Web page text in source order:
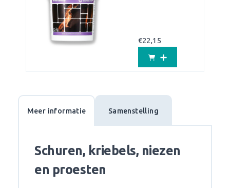
€22,15
Meer informatie Samenstelling
Schuren, kriebels, niezen
en proesten